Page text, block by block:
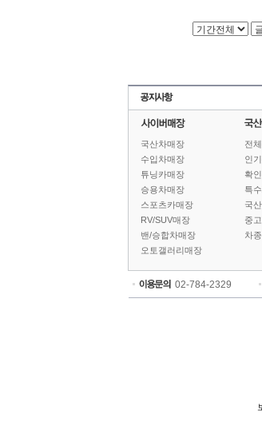
국산차매장
수입차매장
튜닝카매장
승용차매장
스포츠카매장
RV/SUV매장
밴/승합차매장
오토갤러리매장
전
인
확
특
국
중
차
02-784-2329